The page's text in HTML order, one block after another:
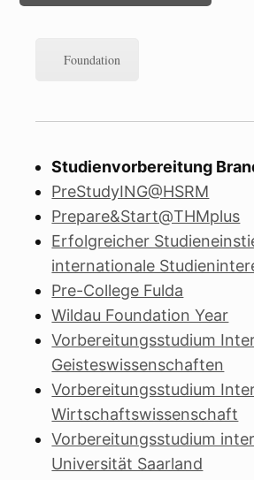
Foundation
Studienvorbereitung
PreStudyING@HSRM
Prepare&Start@THMplus
Erfolgreicher
internationale
Pre-College Fulda
Wildau Foundation Year
Vorbereitungsstudium
Geisteswissenschaften
Vorbereitungsstudium
Wirtschaftswissenschaft
Vorbereitungsstudium
Universität Saarland